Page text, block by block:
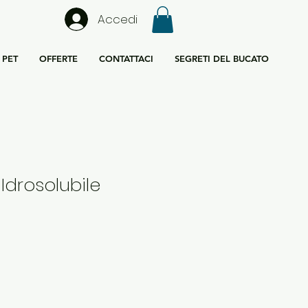
Accedi
PET OFFERTE CONTATTACI SEGRETI DEL BUCATO